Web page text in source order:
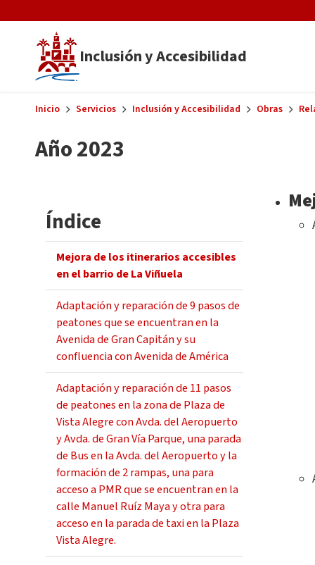
Inclusión y Accesibilidad
Inicio Servicios Inclusión y Accesibilidad Obras
Año 2023
Índice
Mejora de los itinerarios accesibles
en el barrio de La Viñuela
Adaptación y reparación de 9 pasos de
peatones que se encuentran en la
Avenida de Gran Capitán y su
confluencia con Avenida de América
Adaptación y reparación de 11 pasos
de peatones en la zona de Plaza de
Vista Alegre con Avda. del Aeropuerto
y Avda. de Gran Vía Parque, una parada
de Bus en la Avda. del Aeropuerto y la
formación de 2 rampas, una para
acceso a PMR que se encuentran en la
calle Manuel Ruíz Maya y otra para
acceso en la parada de taxi en la Plaza
Vista Alegre.